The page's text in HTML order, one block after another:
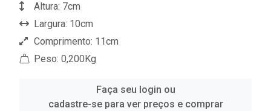
Altura: 7cm
Largura: 10cm
Comprimento: 11cm
Peso: 0,200Kg
Faça seu login ou
cadastre-se para ver preços e comprar